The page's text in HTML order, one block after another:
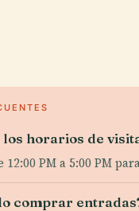
los horarios de
12:00 PM a 5:00 PM
comprar